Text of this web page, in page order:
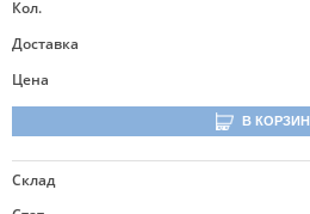
Кол.
Доставка
Цена
В
Склад